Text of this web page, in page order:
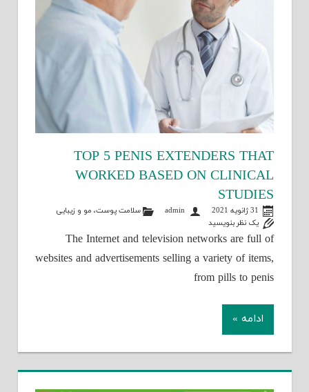
TOP 5 PENIS EXTENDERS THAT
WORKED BASED ON CLINICAL
STUDIES
31 ژانویه 2021 admin
سلامت پوست، مو و زیبایی
یک نظر بنویسید
The Internet and television networks are full of
websites and advertisements selling a variety of items,
from pills to penis
ادامه »